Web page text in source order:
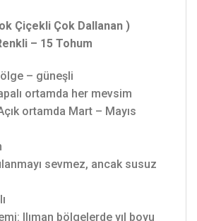
Çiçekli Çok Dallanan )
– 15 Tohum
– güneşli
ortamda her mevsim
ortamda Mart – Mayıs
sevmez, ancak susuz
Ilıman bölgelerde yıl boyu